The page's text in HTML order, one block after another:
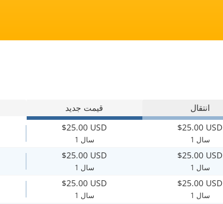
قیمت جدید انتقال
$25.00 USD
1 سال
$25.00 USD
1 سال
$25.00 USD
1 سال
$25.00 USD
1 سال
$25.00 USD
1 سال
$25.00 USD
1 سال